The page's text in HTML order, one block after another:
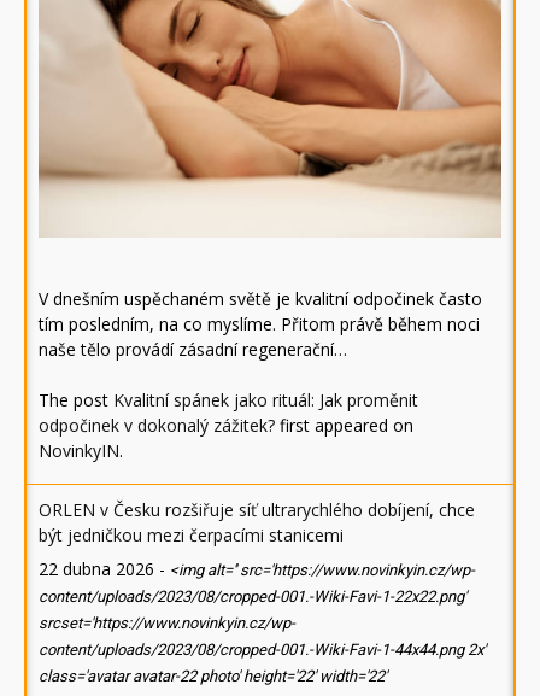
V dnešním uspěchaném světě je kvalitní odpočinek často
tím posledním, na co myslíme. Přitom právě během noci
naše tělo provádí zásadní regenerační…
The post Kvalitní spánek jako rituál: Jak proměnit
odpočinek v dokonalý zážitek? first appeared on
NovinkyIN.
ORLEN v Česku rozšiřuje síť ultrarychlého dobíjení, chce
být jedničkou mezi čerpacími stanicemi
22 dubna 2026 - <img alt='' src='https://www.novinkyin.cz/wp-
content/uploads/2023/08/cropped-001.-Wiki-Favi-1-22x22.png'
srcset='https://www.novinkyin.cz/wp-
content/uploads/2023/08/cropped-001.-Wiki-Favi-1-44x44.png 2x'
class='avatar avatar-22 photo' height='22' width='22'